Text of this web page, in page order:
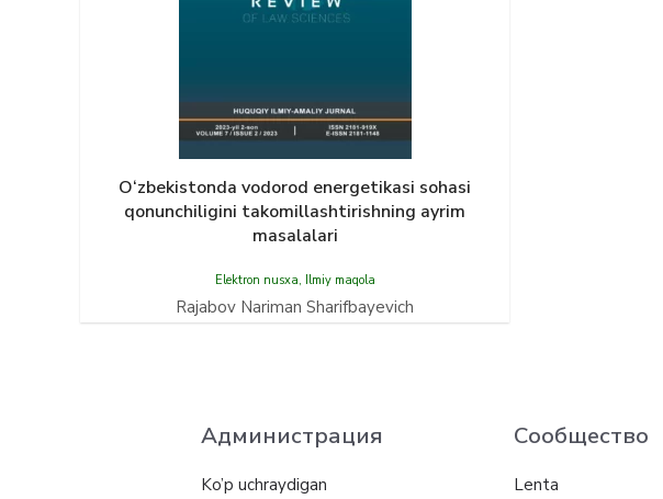
O‘zbekistonda vodorod energetikasi sohasi
qonunchiligini takomillashtirishning ayrim
masalalari
Elektron nusxa, Ilmiy maqola
Rajabov Nariman Sharifbayevich
Администрация
Ko’p uchraydigan
Сообщество
Lenta